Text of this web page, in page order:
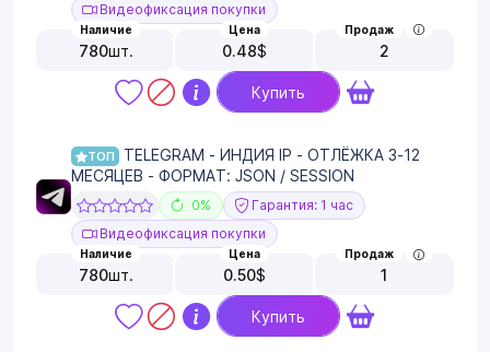
Видеофиксация покупки
Наличие
780шт.
Цена
0.48$
Продаж
2
Купить
ТОП
TELEGRAM - ИНДИЯ IP - ОТЛЁЖКА 3-12
МЕСЯЦЕВ - ФОРМАТ: JSON / SESSION
0%
Гарантия: 1 час
Видеофиксация покупки
Наличие
780шт.
Цена
0.50$
Продаж
1
Купить